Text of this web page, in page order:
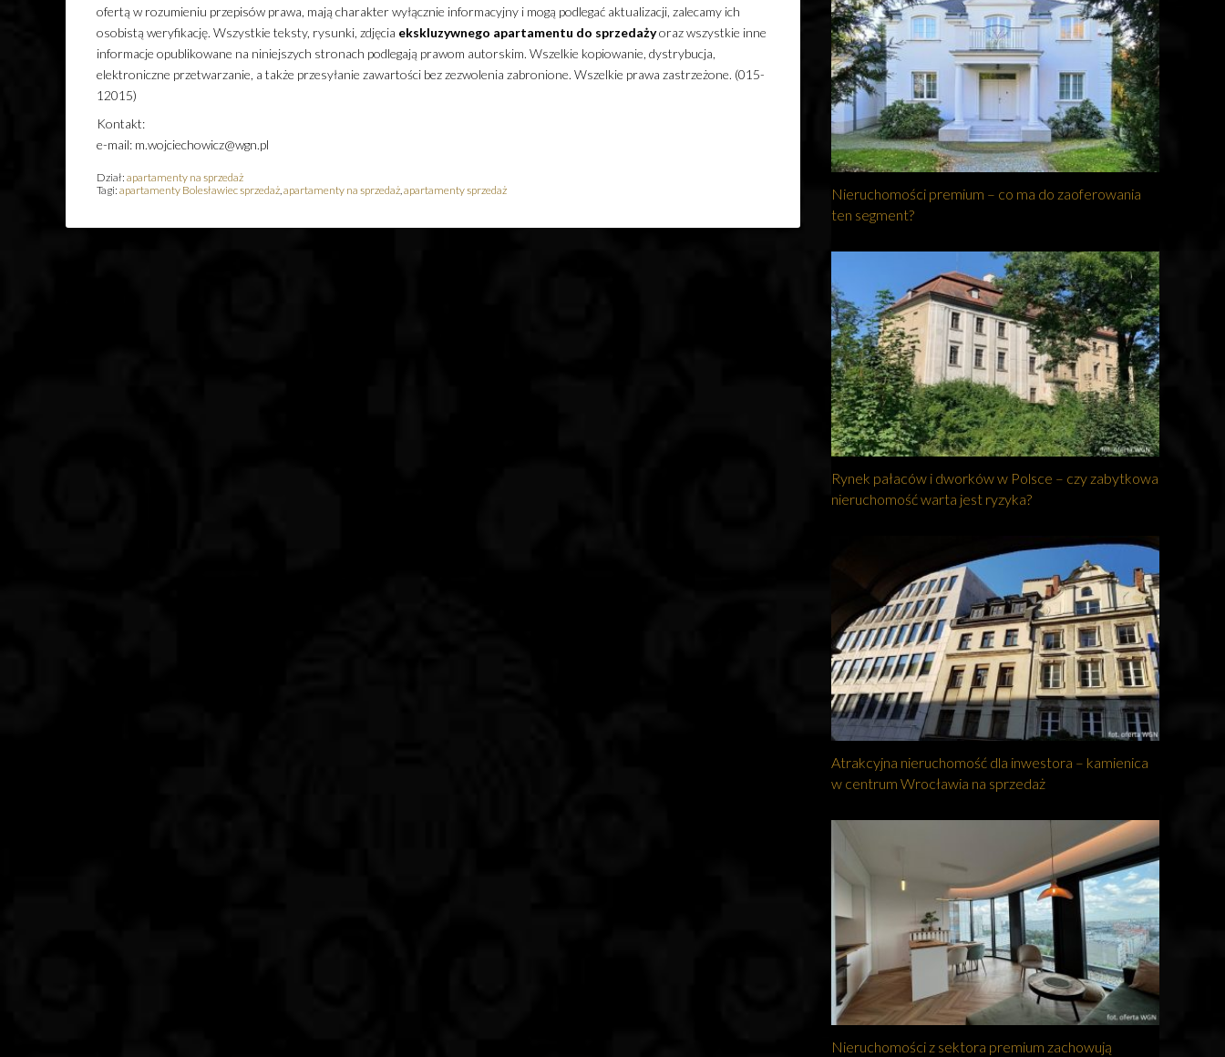
ofertą w rozumieniu przepisów prawa, mają charakter wyłącznie informacyjny i mogą podlegać aktualizacji, zalecamy ich
osobistą weryfikację. Wszystkie teksty, rysunki, zdjęcia ekskluzywnego apartamentu do sprzedażyoraz wszystkie inne
informacje opublikowane na niniejszych stronach podlegają prawom autorskim. Wszelkie kopiowanie, dystrybucja,
elektroniczne przetwarzanie, a także przesyłanie zawartości bez zezwolenia zabronione. Wszelkie prawa zastrzeżone. (015-
12015)
Kontakt:
e-mail: m.wojciechowicz@wgn.pl
Dział: apartamenty na sprzedaż
Tagi: apartamenty Bolesławiec sprzedaż,apartamenty na sprzedaż,apartamenty sprzedaż
Nieruchomości premium – co ma do zaoferowania
ten segment?
Rynek pałaców i dworków w Polsce – czy zabytkowa
nieruchomość warta jest ryzyka?
Atrakcyjna nieruchomość dla inwestora – kamienica
w centrum Wrocławia na sprzedaż
Nieruchomości z sektora premium zachowują